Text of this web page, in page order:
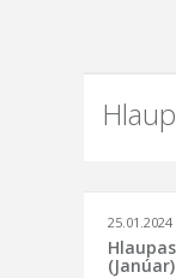
25.01.2024
(Janúar)